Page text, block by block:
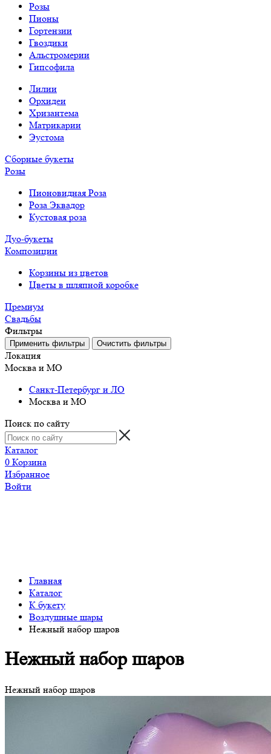
Розы
Пионы
Гортензии
Гвоздики
Альстромерии
Гипсофила
Лилии
Орхидеи
Хризантема
Матрикарии
Эустома
Сборные букеты
Розы
Пионовидная Роза
Роза Эквадор
Кустовая роза
Дуо-букеты
Композиции
Корзины из цветов
Цветы в шляпной коробке
Премиум
Свадьбы
Фильтры
Локация
Москва и МО
Санкт-Петербург и ЛО
Москва и МО
Поиск по сайту
Каталог
0 Корзина
Избранное
Войти
Главная
Каталог
К букету
Воздушные шары
Нежный набор шаров
Нежный набор шаров
Нежный набор шаров